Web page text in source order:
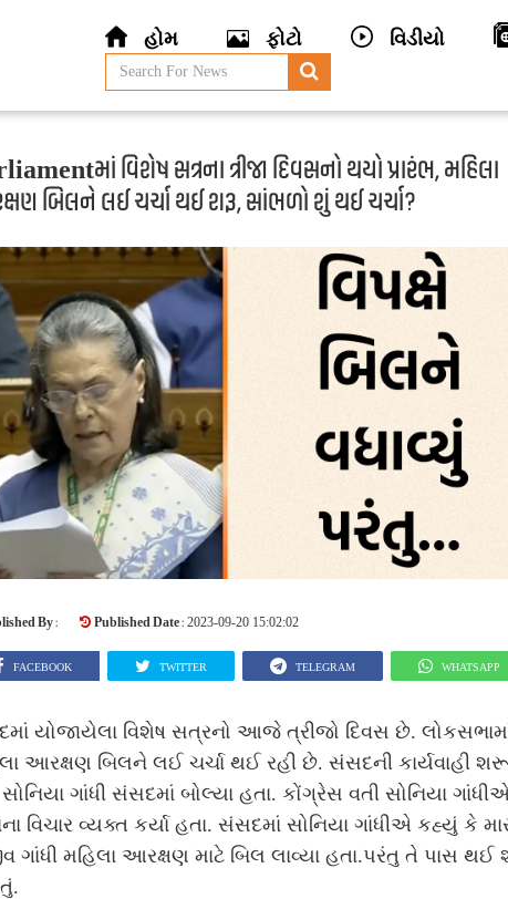
હોમ ફોટો વિડીયો
વિશેષ સત્રના ત્રીજા દિવસનો થયો પ્રારંભ, મહિલા
બિલને લઈ ચર્ચા થઈ શરૂ, સાંભળો શું થઈ ચર્ચા?
By : Published Date : 2023-09-20 15:02:02
FACEBOOK TWITTER TELEGRAM WHATSAPP
યોજાયેલા વિશેષ સત્રનો આજે ત્રીજો દિવસ છે.
આરક્ષણ બિલને લઈ ચર્ચા થઈ રહી છે. સંસદની કાર્યવાહી
ગાંધી સંસદમાં બોલ્યા હતા. કોંગ્રેસ વતી સોનિયા
વિચાર વ્યક્ત કર્યા હતા. સંસદમાં સોનિયા ગાંધીએ કહ્યું કે
ગાંધી મહિલા આરક્ષણ માટે બિલ લાવ્યા હતા.પરંતુ તે પાસ